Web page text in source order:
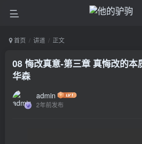
首页 讲道 正文
08 悔改真意-第三章 真悔改的本
华森
admin
2年前发布